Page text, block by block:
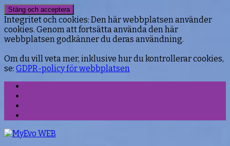
Integritet och cookies: Den här webbplatsen använder
cookies. Genom att fortsätta använda den här
webbplatsen godkänner du deras användning.
Om du vill veta mer, inklusive hur du kontrollerar cookies,
se: GDPR-policy för webbplatsen